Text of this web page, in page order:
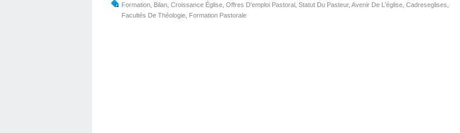
Formation Bilan Croissance Église Offres D'emploi Pastoral Statut Du Pasteur, Avenir De L'église Cadreseglises
Facultés De Théologie Formation Pastorale